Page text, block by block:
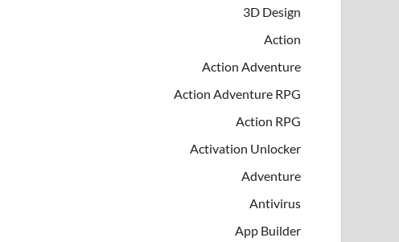
3D Design
Action
Action Adventure
Action Adventure RPG
Action RPG
Activation Unlocker
Adventure
Antivirus
App Builder